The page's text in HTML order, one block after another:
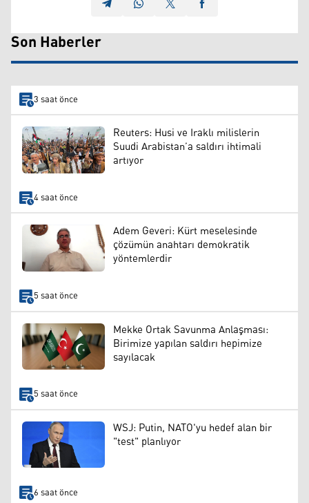
Son Haberler
3 saat önce
Reuters: Husi ve Iraklı milislerin
Suudi Arabistan’a saldırı ihtimali
artıyor
4 saat önce
Adem Geveri: Kürt meselesinde
çözümün anahtarı demokratik
yöntemlerdir
5 saat önce
Mekke Ortak Savunma Anlaşması:
Birimize yapılan saldırı hepimize
sayılacak
5 saat önce
WSJ: Putin, NATO'yu hedef alan bir
"test" planlıyor
6 saat önce